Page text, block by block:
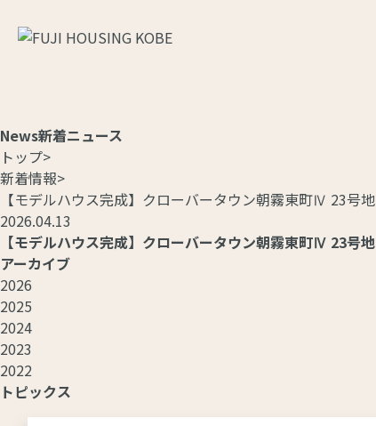
News新着ニュース
トップ>
新着情報>
【モデルハウス完成】クローバータウン朝霧東町Ⅳ 23号地
2026.04.13
【モデルハウス完成】クローバータウン朝霧東町Ⅳ 23号地
アーカイブ
2026
2025
2024
2023
2022
トピックス